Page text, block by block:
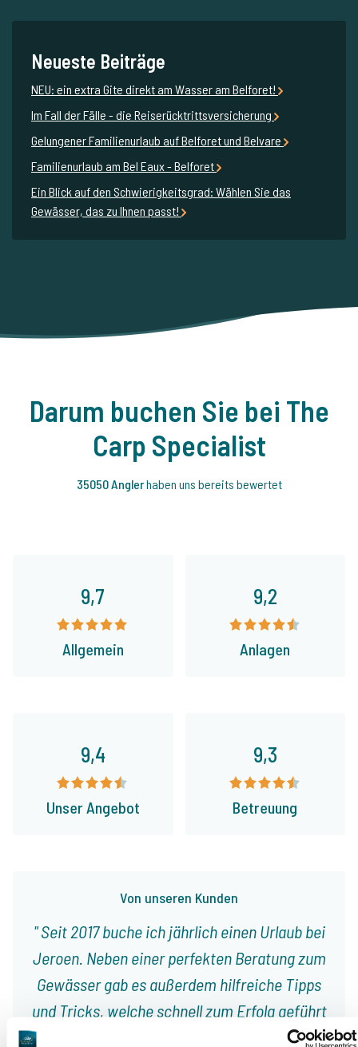
Neueste Beiträge
NEU: ein extra Gite direkt am Wasser am Belforet!
Im Fall der Fälle - die Reiserücktrittsversicherung
Gelungener Familienurlaub auf Belforet und Belvare
Familienurlaub am Bel Eaux - Belforet
Ein Blick auf den Schwierigkeitsgrad: Wählen Sie das
Gewässer, das zu Ihnen passt!
Darum buchen Sie bei The
Carp Specialist
35050 Anglerhaben uns bereits bewertet
9,7
Allgemein
9,2
Anlagen
Von unseren Kunden
Seit 2017 buche ich jährlich einen Urlaub bei
Jeroen. Neben einer perfekten Beratung zum
Gewässer gab es außerdem hilfreiche Tipps
und Tricks, welche schnell zum Erfolg geführt
haben. Top Service und gute Beratung für den
9,4
Unser Angebot
9,3
Betreuung